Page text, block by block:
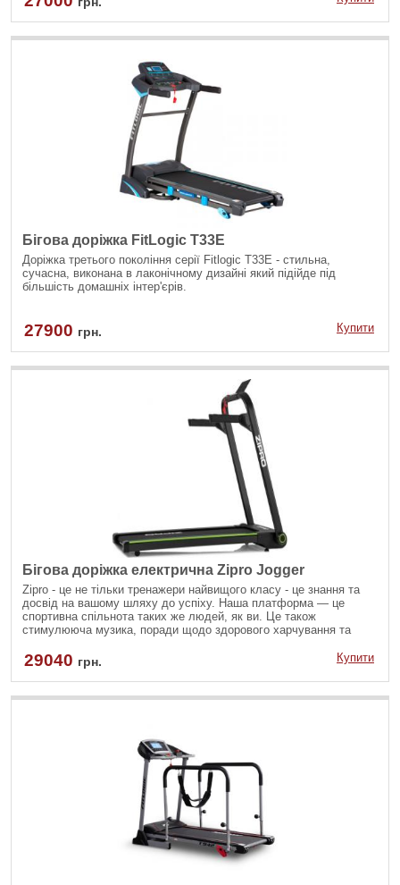
Бігова доріжка FitLogic T33E
Доріжка третього покоління серії Fitlogic Т33Е - стильна,
сучасна, виконана в лаконічному дизайні який підійде під
більшість домашніх інтер'єрів.
27900 грн. Купити
Бігова доріжка електрична Zipro Jogger
Zipro - це не тільки тренажери найвищого класу - це знання та
досвід на вашому шляху до успіху. Наша платформа — це
спортивна спільнота таких же людей, як ви. Це також
стимулююча музика, поради щодо здорового харчування та
духу.
29040 грн. Купити